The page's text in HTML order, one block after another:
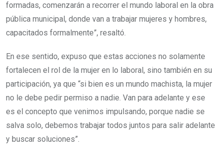
formadas, comenzarán a recorrer el mundo laboral en la obra
pública municipal, donde van a trabajar mujeres y hombres,
capacitados formalmente”, resaltó.
En ese sentido, expuso que estas acciones no solamente
fortalecen el rol de la mujer en lo laboral, sino también en su
participación, ya que “si bien es un mundo machista, la mujer
no le debe pedir permiso a nadie. Van para adelante y ese
es el concepto que venimos impulsando, porque nadie se
salva solo, debemos trabajar todos juntos para salir adelante
y buscar soluciones”.